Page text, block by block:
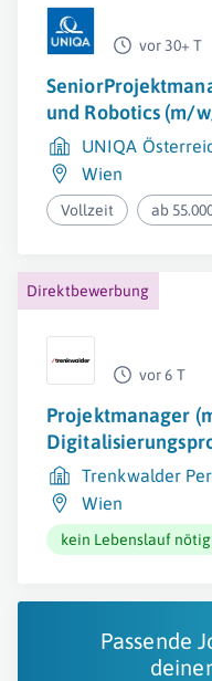
vor 30+ T
und Robotics (m/
UNIQA
Wien
Vollzeit ab
Direktbewerbung
vor 6 T
Projektmanager
Trenkwalder
Wien
kein Lebenslauf nötig
Passende